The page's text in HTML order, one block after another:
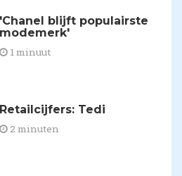
'Chanel blijft populairste
modemerk'
1 minuut
Retailcijfers: Tedi
2 minuten